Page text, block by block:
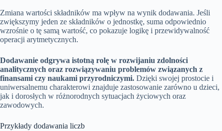
Zmiana wartości składników ma wpływ na wynik dodawania. Jeśli
zwiększymy jeden ze składników o jednostkę, suma odpowiednio
wzrośnie o tę samą wartość, co pokazuje logikę i przewidywalność
operacji arytmetycznych.
Dodawanie odgrywa istotną rolę w rozwijaniu zdolności
analitycznych oraz rozwiązywaniu problemów związanych z
finansami czy naukami przyrodniczymi. Dzięki swojej prostocie i
uniwersalnemu charakterowi znajduje zastosowanie zarówno u dzieci,
jak i dorosłych w różnorodnych sytuacjach życiowych oraz
zawodowych.
Przykłady dodawania liczb